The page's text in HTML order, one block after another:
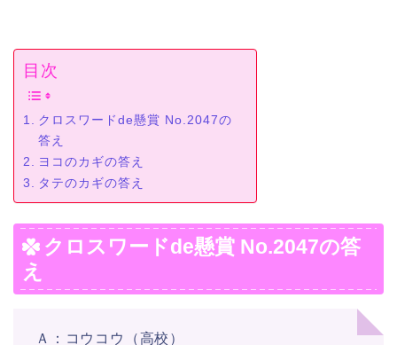
目次
クロスワードde懸賞 No.2047の
答え
ヨコのカギの答え
タテのカギの答え
クロスワードde懸賞 No.2047の答
え
Ａ：コウコウ（高校）